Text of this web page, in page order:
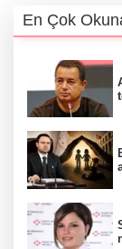
En Çok